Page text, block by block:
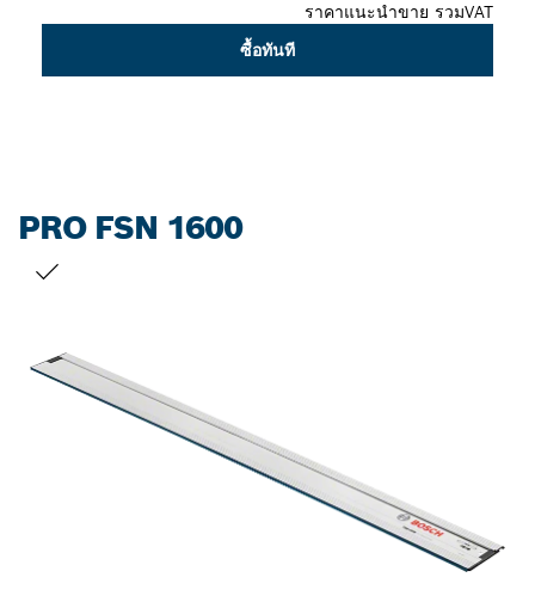
ราคาแนะนำขาย รวมVAT
ซื้อทันที
PRO FSN 1600